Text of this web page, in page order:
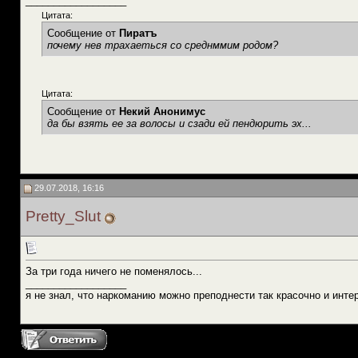
Цитата:
Сообщение от Пиратъ
почему нев трахаеться со среднммим родом?
Цитата:
Сообщение от Некий Анонимус
да бы взять ее за волосы и сзади ей пендюрить эх...
29.07.2018, 16:16
Pretty_Slut
За три года ничего не поменялось...
я не знал, что наркоманию можно преподнести так красочно и